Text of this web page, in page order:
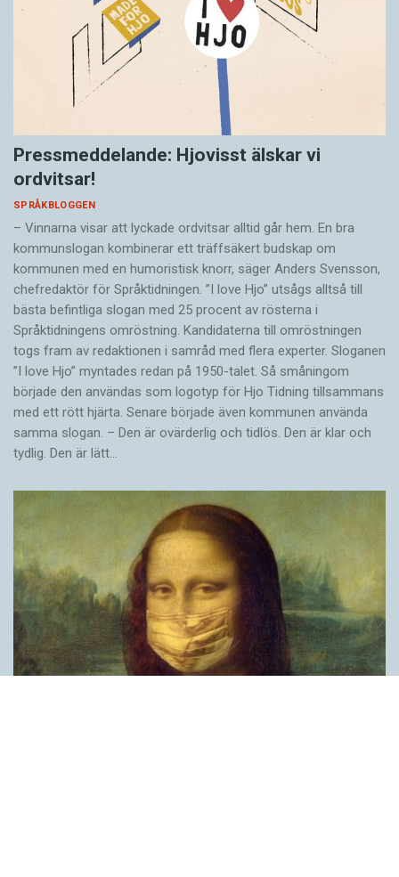
Pressmeddelande: Hjovisst älskar vi
ordvitsar!
SPRÅKBLOGGEN
– Vinnarna visar att lyckade ordvitsar alltid går hem. En bra
kommunslogan kombinerar ett träffsäkert budskap om
kommunen med en humoristisk knorr, säger Anders Svensson,
chefredaktör för Språktidningen. ”I love Hjo” utsågs alltså till
bästa befintliga slogan med 25 procent av rösterna i
Språktidningens omröstning. Kandidaterna till omröstningen
togs fram av redaktionen i samråd med flera experter. Sloganen
”I love Hjo” myntades redan på 1950-talet. Så småningom
började den användas som logotyp för Hjo Tidning tillsammans
med ett rött hjärta. Senare började även kommunen använda
samma slogan. – Den är ovärderlig och tidlös. Den är klar och
tydlig. Den är lätt…